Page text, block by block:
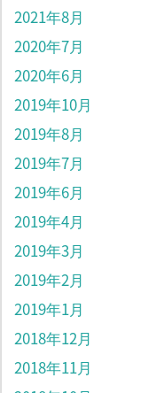
2021年8月
2020年7月
2020年6月
2019年10月
2019年8月
2019年7月
2019年6月
2019年4月
2019年3月
2019年2月
2019年1月
2018年12月
2018年11月